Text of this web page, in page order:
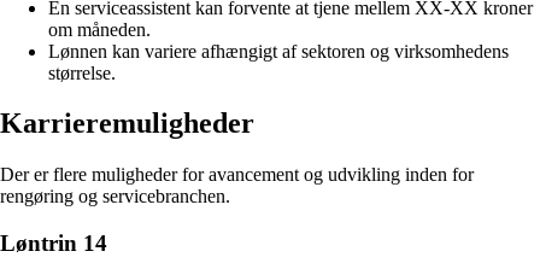
En serviceassistent kan forvente at tjene mellem XX-XX kroner
om måneden.
Lønnen kan variere afhængigt af sektoren og virksomhedens
størrelse.
Karrieremuligheder
Der er flere muligheder for avancement og udvikling inden for
rengøring og servicebranchen.
Løntrin 14